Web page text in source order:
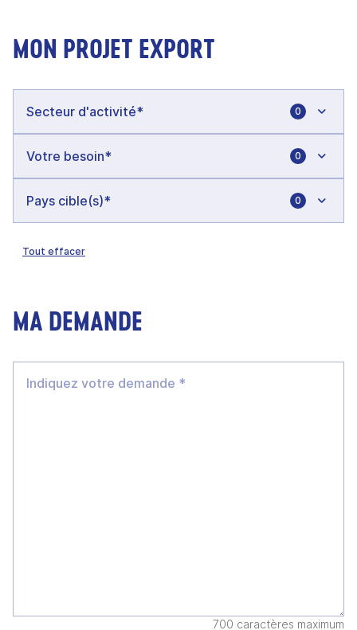
MON PROJET EXPORT
0
0
0
Tout effacer
MA DEMANDE
700 caractères maximum